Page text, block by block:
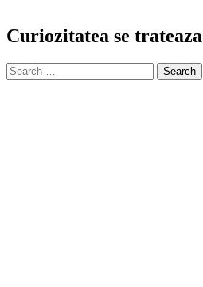
Curiozitatea se
Search
for: